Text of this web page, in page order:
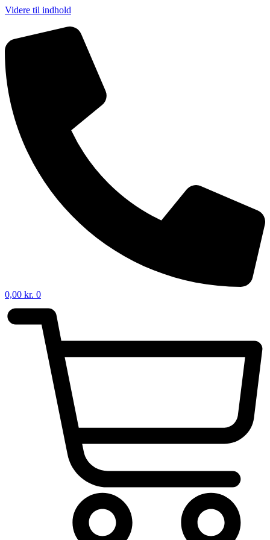
Videre til indhold
0,00 kr. 0